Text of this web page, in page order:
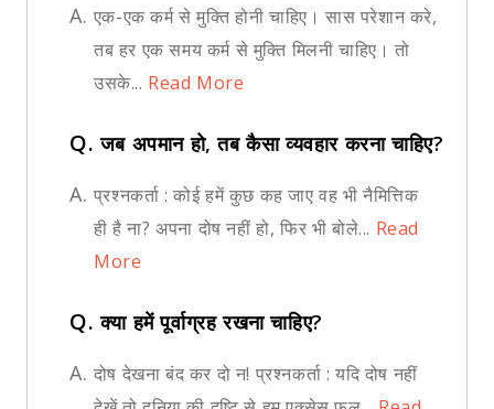
A. एक-एक कर्म से मुक्ति होनी चाहिए। सास परेशान करे,
तब हर एक समय कर्म से मुक्ति मिलनी चाहिए। तो
उसके... Read More
Q.जब अपमान हो, तब कैसा व्यवहार करना चाहिए?
A. प्रश्नकर्ता : कोई हमें कुछ कह जाए वह भी नैमित्तिक
ही है ना? अपना दोष नहीं हो, फिर भी बोले... Read
More
Q.क्या हमें पूर्वाग्रह रखना चाहिए?
A. दोष देखना बंद कर दो न! प्रश्नकर्ता : यदि दोष नहीं